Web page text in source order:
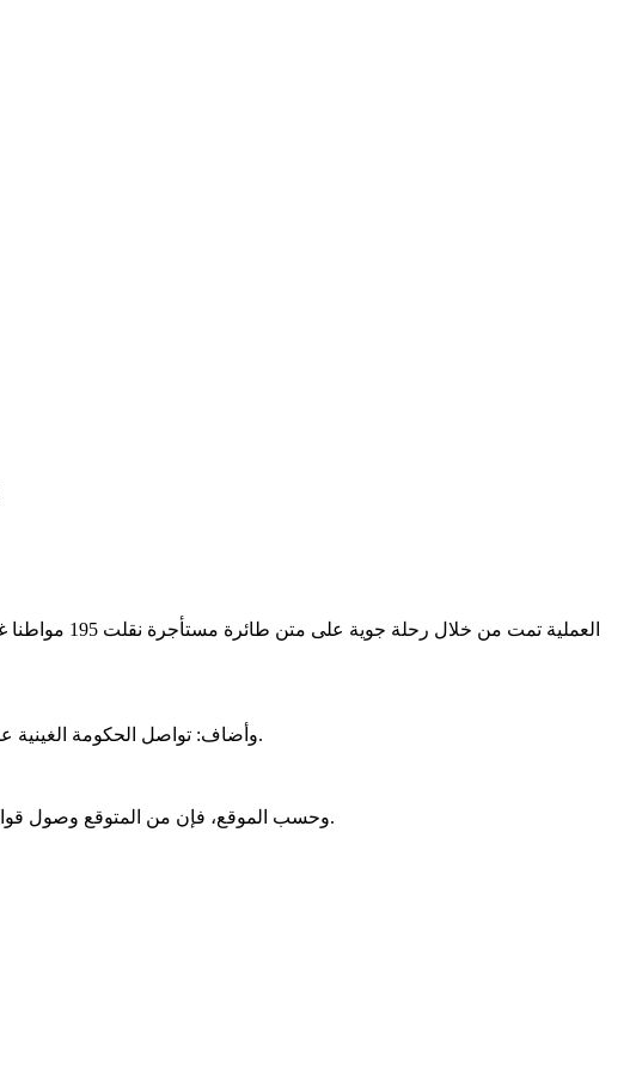
وأضاف: تواصل الحكومة الغينية عملية إعادة مواطنيها العالقين في موريتانيا. تُنسق وزارة الخارجية الغينية هذه العملية بدعم لوجستي من المنظمة الدولية للهجرة.
وحسب الموقع، فإن من المتوقع وصول قوافل إضافية في الأيام المقبلة، حيث لا يزال العديد من الغينيين، وخاصة في نواكشوط وروصو ونواذيبو، يسعون للعودة إلى ديارهم.